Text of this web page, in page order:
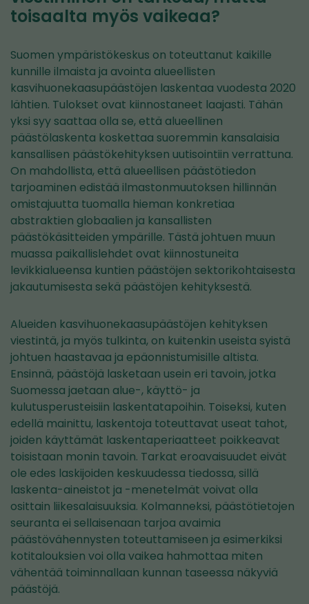
toisaalta myös vaikeaa?
Suomen ympäristökeskus on toteuttanut kaikille
kunnille ilmaista ja avointa alueellisten
kasvihuonekaasupäästöjen laskentaa vuodesta 2020
lähtien. Tulokset ovat kiinnostaneet laajasti. Tähän
yksi syy saattaa olla se, että alueellinen
päästölaskenta koskettaa suoremmin kansalaisia
kansallisen päästökehityksen uutisointiin verrattuna.
On mahdollista, että alueellisen päästötiedon
tarjoaminen edistää ilmastonmuutoksen hillinnän
omistajuutta tuomalla hieman konkretiaa
abstraktien globaalien ja kansallisten
päästökäsitteiden ympärille. Tästä johtuen muun
muassa paikallislehdet ovat kiinnostuneita
levikkialueensa kuntien päästöjen sektorikohtaisesta
jakautumisesta sekä päästöjen kehityksestä.
Alueiden kasvihuonekaasupäästöjen kehityksen
viestintä, ja myös tulkinta, on kuitenkin useista syistä
johtuen haastavaa ja epäonnistumisille altista.
Ensinnä, päästöjä lasketaan usein eri tavoin, jotka
Suomessa jaetaan alue-, käyttö- ja
kulutusperusteisiin laskentatapoihin. Toiseksi, kuten
edellä mainittu, laskentoja toteuttavat useat tahot,
joiden käyttämät laskentaperiaatteet poikkeavat
toisistaan monin tavoin. Tarkat eroavaisuudet eivät
ole edes laskijoiden keskuudessa tiedossa, sillä
laskenta-aineistot ja -menetelmät voivat olla
osittain liikesalaisuuksia. Kolmanneksi, päästötietojen
seuranta ei sellaisenaan tarjoa avaimia
päästövähennysten toteuttamiseen ja esimerkiksi
kotitalouksien voi olla vaikea hahmottaa miten
vähentää toiminnallaan kunnan taseessa näkyviä
päästöjä.